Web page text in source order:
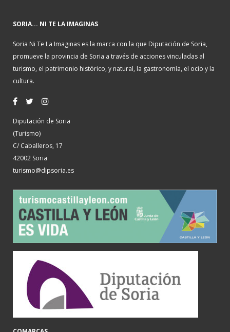
SORIA... NI TE LA IMAGINAS
Soria Ni Te La Imaginas es la marca con la que Diputación de Soria,
promueve la provincia de Soria a través de acciones vinculadas al
turismo, el patrimonio histórico, y natural, la gastronomía, el ocio y la
cultura.
Diputación de Soria
(Turismo)
C/ Caballeros, 17
42002 Soria
turismo@dipsoria.es